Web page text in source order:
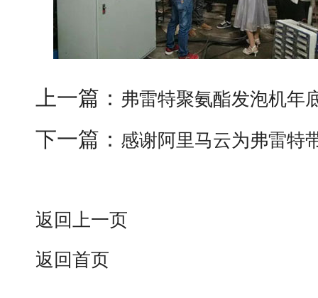
上一篇： 弗雷特聚氨酯发泡机年
下一篇： 感谢阿里马云为弗雷特
返回上一页
返回首页